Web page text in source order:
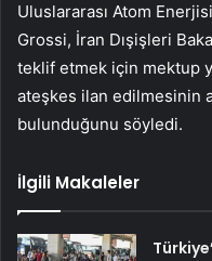
Uluslararası Atom
Grossi, İran Dışişleri
teklif etmek için mektup
ateşkes ilan edilmesinin
bulunduğunu söyledi.
İlgili Makaleler